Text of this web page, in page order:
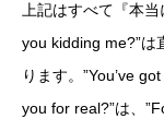
上記はすべて『本
you kidding me?”は
ります。”You’ve
you for real?”は、